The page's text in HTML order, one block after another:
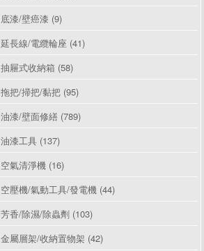
底漆/壁癌漆 (9)
延長線/電纜輪座 (41)
抽屜式收納箱 (58)
拖把/掃把/黏把 (95)
油漆/壁面修繕 (789)
油漆工具 (137)
空氣清淨機 (16)
空壓機/氣動工具/發電機 (44)
芳香/除濕/除蟲劑 (103)
金屬層架/收納置物架 (42)